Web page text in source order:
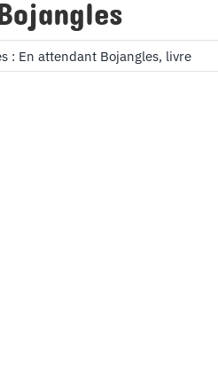
: En attendant Bojangles, livre